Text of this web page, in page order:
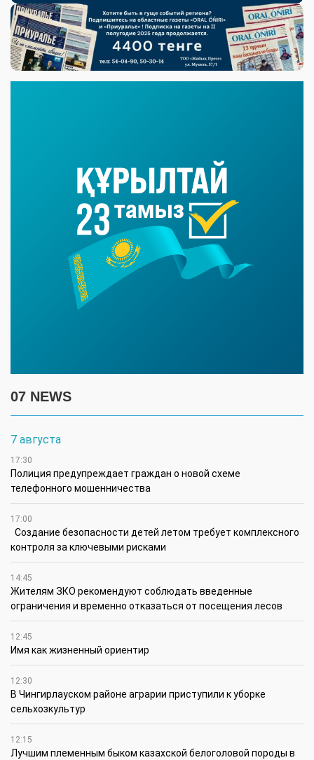
07 NEWS
7 августа
17:30
Полиция предупреждает граждан о новой схеме
телефонного мошенничества
17:00
Создание безопасности детей летом требует комплексного
контроля за ключевыми рисками
14:45
Жителям ЗКО рекомендуют соблюдать введенные
ограничения и временно отказаться от посещения лесов
12:45
Имя как жизненный ориентир
12:30
В Чингирлауском районе аграрии приступили к уборке
сельхозкультур
12:15
Лучшим племенным быком казахской белоголовой породы в